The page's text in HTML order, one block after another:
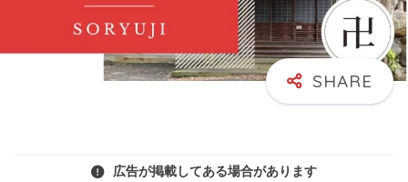
広告が掲載してある場合があります